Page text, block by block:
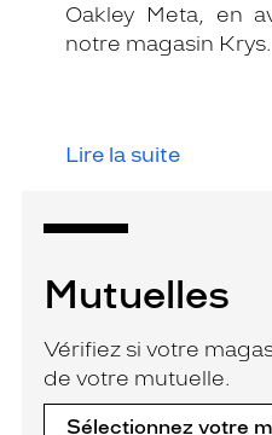
Oakley Meta, en
notre magasin Krys.
Lire la suite
Mutuelles
Vérifiez si votre
de votre mutuelle.